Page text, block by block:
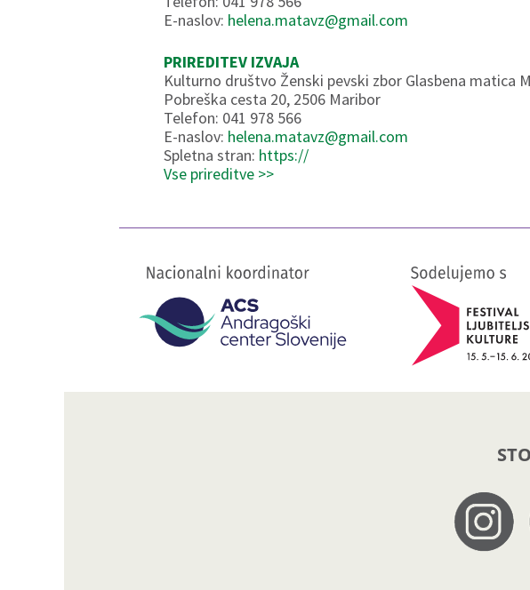
E-naslov: helena.matavz@gmail.com
PRIREDITEV IZVAJA
Kulturno društvo Ženski pevski zbor Glasbena matica
Pobreška cesta 20, 2506 Maribor
Telefon: 041 978 566
E-naslov: helena.matavz@gmail.com
Spletna stran: https://
Vse prireditve >>